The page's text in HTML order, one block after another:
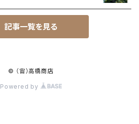
記事一覧を見る
© （宙）高橋商店
Powered by